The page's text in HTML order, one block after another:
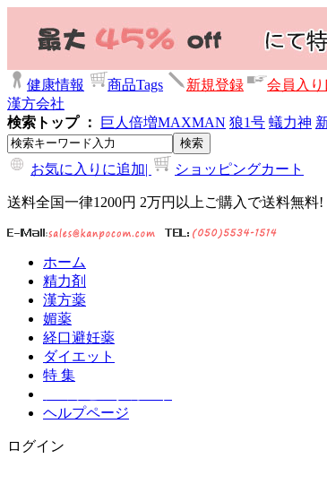
健康情報 商品Tags 新規登録 会員入り
漢方会社
検索トップ ：
巨人倍増MAXMAN 狼1号 蟻力神
お気に入りに追加| ショッピングカート
送料全国一律1200円 2万円以上ご購入で送料無料!
ホーム
精力剤
漢方薬
媚薬
経口避妊薬
ダイエット
特 集
ヘルプページ
ログイン